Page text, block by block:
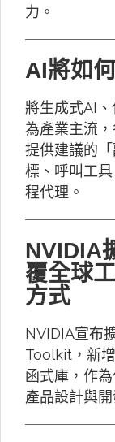
力。
AI將如
將生成式AI
為產業主流
提供建議的
標、呼叫工
程代理。
覆全球
方式
NVIDIA宣布
Toolkit，新
函式庫，作
產品設計與開